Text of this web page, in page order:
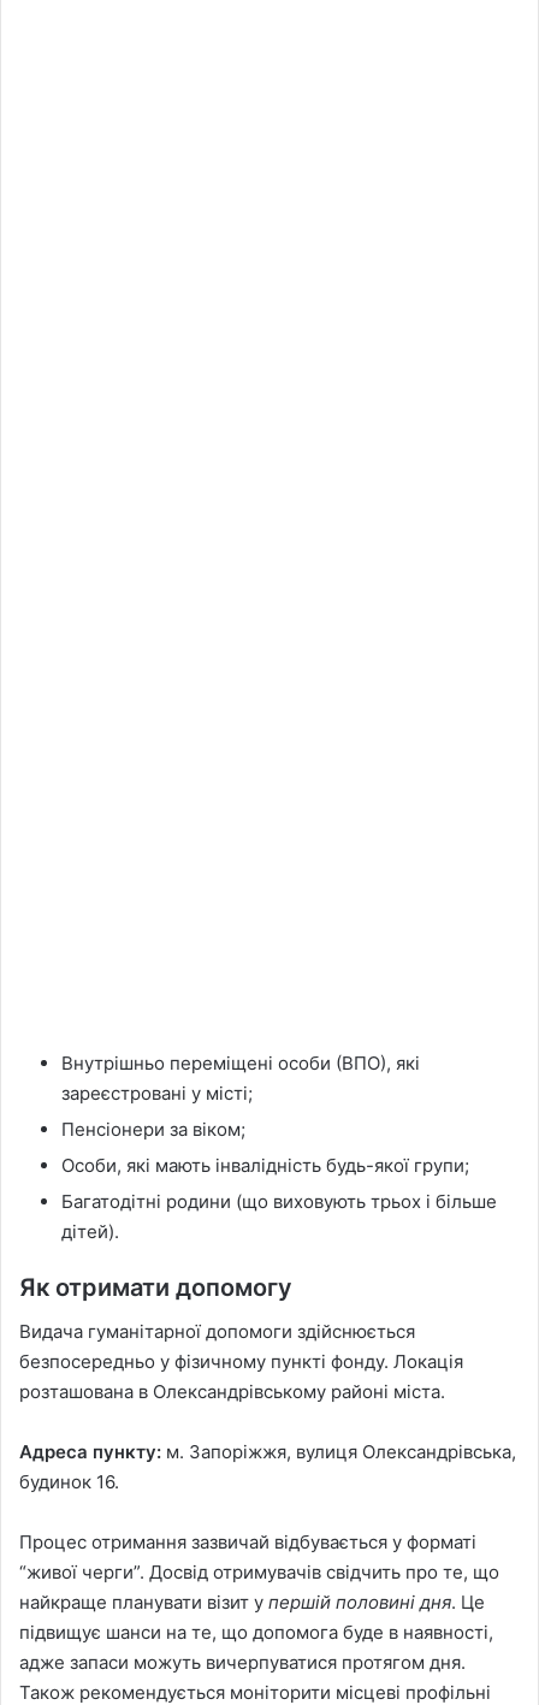
Внутрішньо переміщені особи (ВПО), які
зареєстровані у місті;
Пенсіонери за віком;
Особи, які мають інвалідність будь-якої групи;
Багатодітні родини (що виховують трьох і більше
дітей).
Як отримати допомогу
Видача гуманітарної допомоги здійснюється
безпосередньо у фізичному пункті фонду. Локація
розташована в Олександрівському районі міста.
Адреса пункту: м. Запоріжжя, вулиця Олександрівська,
будинок 16.
Процес отримання зазвичай відбувається у форматі
“живої черги”. Досвід отримувачів свідчить про те, що
найкраще планувати візит у першій половині дня. Це
підвищує шанси на те, що допомога буде в наявності,
адже запаси можуть вичерпуватися протягом дня.
Також рекомендується моніторити місцеві профільні